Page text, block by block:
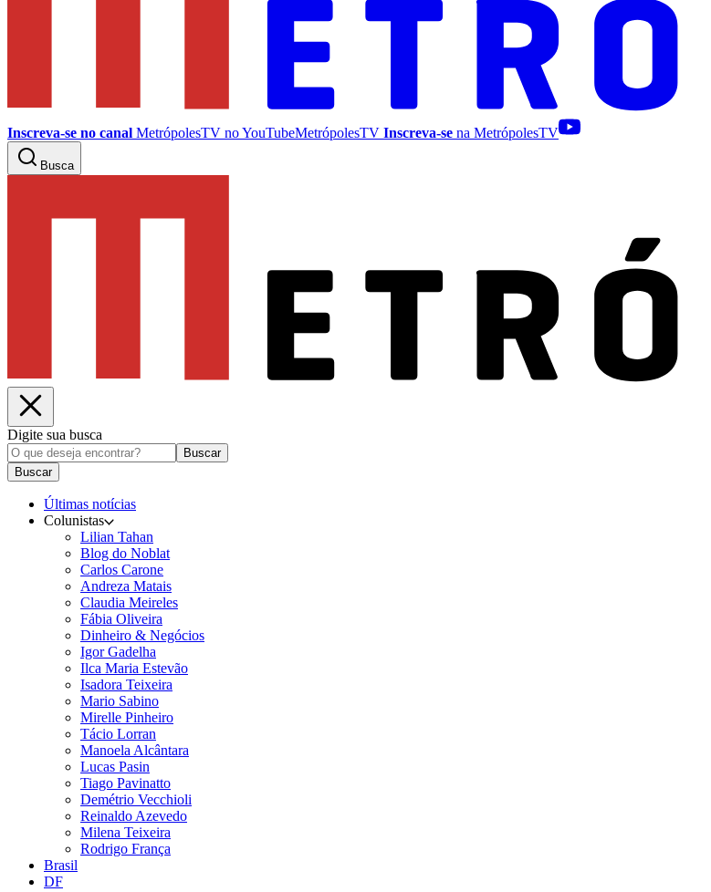
Inscreva-se no canal MetrópolesTV noYouTubeMetrópolesTV Inscreva-se na MetrópolesTV
Busca
Digite sua busca
Buscar
Buscar
Últimas notícias
Colunistas
Lilian Tahan
Blog do Noblat
Carlos Carone
Andreza Matais
Claudia Meireles
Fábia Oliveira
Dinheiro & Negócios
Igor Gadelha
Ilca Maria Estevão
Isadora Teixeira
Mario Sabino
Mirelle Pinheiro
Tácio Lorran
Manoela Alcântara
Lucas Pasin
Tiago Pavinatto
Demétrio Vecchioli
Reinaldo Azevedo
Milena Teixeira
Rodrigo França
Brasil
DF